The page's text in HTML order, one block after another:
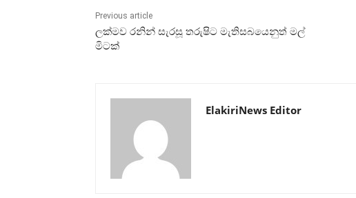
Previous article
ලක්මව රනින් සැරසූ තරුෂිට මැතිසබයෙනුත් මල්
මිටක්
ElakiriNews Editor